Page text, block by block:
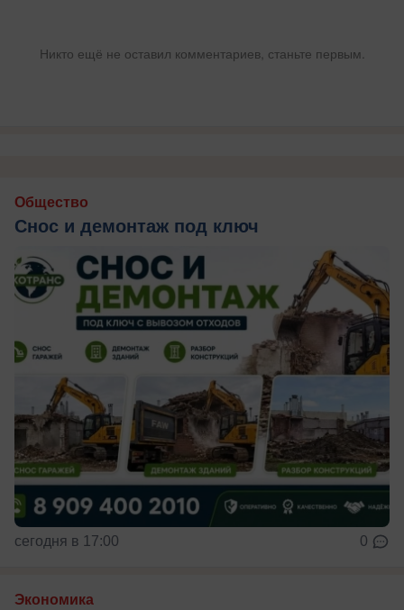
Никто ещё не оставил комментариев, станьте первым.
Общество
Снос и демонтаж под ключ
сегодня в 17:00 0
Экономика